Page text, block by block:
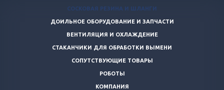
СОСКОВАЯ РЕЗИНА И ШЛАНГИ
ДОИЛЬНОЕ ОБОРУДОВАНИЕ И ЗАПЧАСТИ
ВЕНТИЛЯЦИЯ И ОХЛАЖДЕНИЕ
СТАКАНЧИКИ ДЛЯ ОБРАБОТКИ ВЫМЕНИ
СОПУТСТВУЮЩИЕ ТОВАРЫ
РОБОТЫ
КОМПАНИЯ